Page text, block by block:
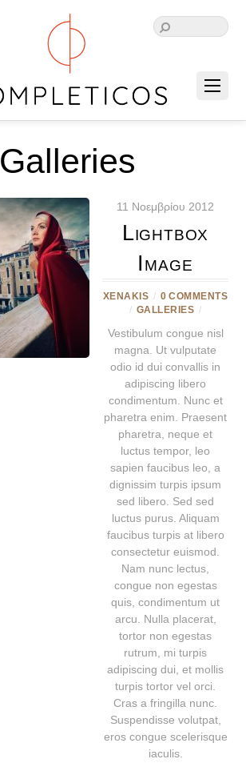
Galleries
11 Νοεμβρίου 2012
Lightbox
Image
XENAKIS / 0 COMMENTS
/ GALLERIES /
Vestibulum congue nisl
magna. Ut vulputate
odio id dui convallis in
adipiscing libero
condimentum. Nunc et
pharetra enim. Praesent
pharetra, neque et
luctus tempor, leo
sapien faucibus leo, a
dignissim turpis ipsum
sed libero. Sed sed
luctus purus. Aliquam
faucibus turpis at libero
consectetur euismod.
Nam nunc lectus,
congue non egestas
quis, condimentum ut
arcu. Nulla placerat,
tortor non egestas
rutrum, mi turpis
adipiscing dui, et mollis
turpis tortor vel orci.
Cras a fringilla nunc.
Suspendisse volutpat,
eros congue scelerisque
iaculis.